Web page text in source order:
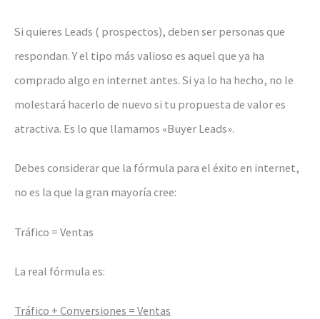
Si quieres Leads ( prospectos), deben ser personas que
respondan. Y el tipo más valioso es aquel que ya ha
comprado algo en internet antes. Si ya lo ha hecho, no le
molestará hacerlo de nuevo si tu propuesta de valor es
atractiva. Es lo que llamamos «Buyer Leads».
Debes considerar que la fórmula para el éxito en internet,
no es la que la gran mayoría cree:
Tráfico = Ventas
La real fórmula es:
Tráfico + Conversiones = Ventas